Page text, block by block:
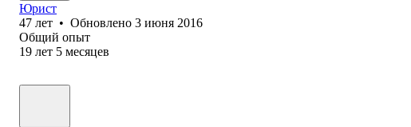
Юрист
47 лет • Обновлено 3 июня 2016
Общий опыт
19 лет 5 месяцев